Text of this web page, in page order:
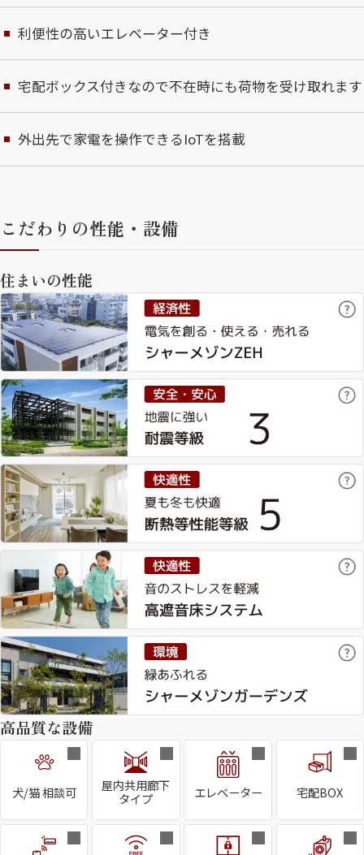
利便性の高いエレベーター付き
宅配ボックス付きなので不在時にも荷物を受け取れます
外出先で家電を操作できるIoTを搭載
こだわりの性能・設備
住まいの性能
高品質な設備
犬/猫 相談可
屋内共用廊下
タイプ
エレベーター 宅配BOX